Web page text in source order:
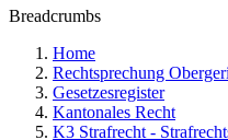
Breadcrumbs
Home
Rechtsprechung
Gesetzesregister
Kantonales Recht
K3 Strafrecht -